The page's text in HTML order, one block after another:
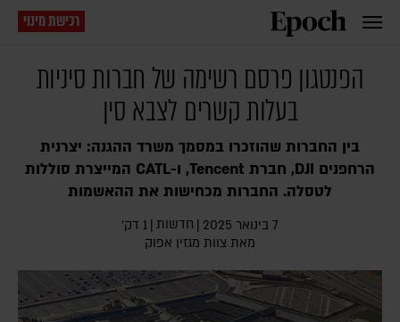
רכישת מינוי
הפנטגון פרסם רשימה של חברות סיניות
בעלות קשרים לצבא סין
בין החברות שהוזכרו במסמך משרד ההגנה: יצרנית
הרחפנים DJI, חברת Tencent, ו-CATL המייצרת סוללות
לטסלה. החברות מכחישות את ההאשמות
7 בינואר 2025 | חדשות | 1 דק׳
מאת צוות מגזין אפוק